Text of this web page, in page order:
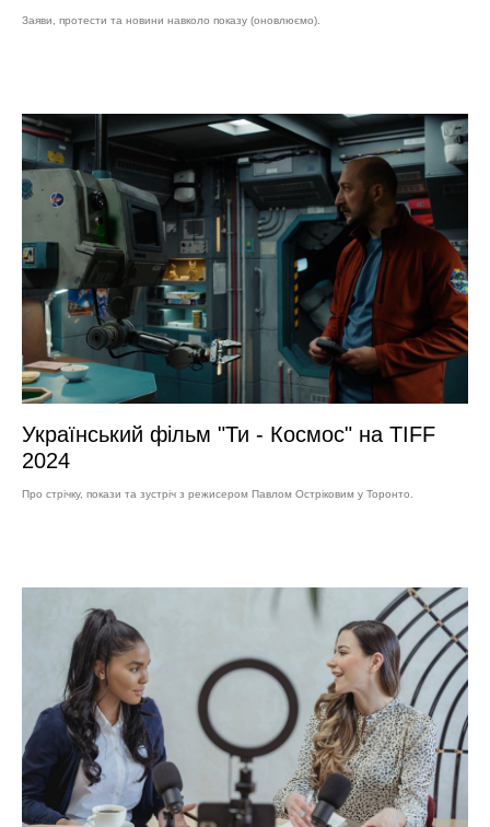
Заяви, протести та новини навколо показу (оновлюємо).
Український фільм "Ти - Космос" на TIFF
2024
Про стрічку, покази та зустріч з режисером Павлом Остріковим у Торонто.